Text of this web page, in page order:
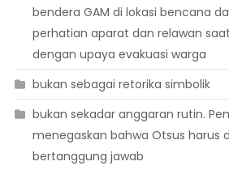
bendera GAM di lokasi bencana
perhatian aparat dan relawan
dengan upaya evakuasi warga
bukan sebagai retorika simbolik
bukan sekadar anggaran rutin.
menegaskan bahwa Otsus harus
bertanggung jawab